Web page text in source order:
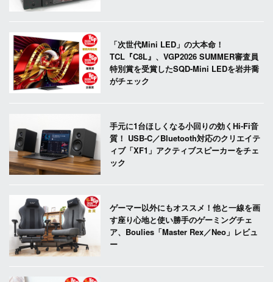
「次世代Mini LED」の大本命！
TCL『C8L』、VGP2026 SUMMER審査員
特別賞を受賞したSQD-Mini LEDを岩井喬
がチェック
手元に1台ほしくなる小回りの効くHi-Fi音
質！ USB-C／Bluetooth対応のクリエイテ
ィブ「XF1」アクティブスピーカーをチェ
ック
ゲーマー以外にもオススメ！他と一線を画
す座り心地と使い勝手のゲーミングチェ
ア、Boulies「Master Rex／Neo」レビュ
ー